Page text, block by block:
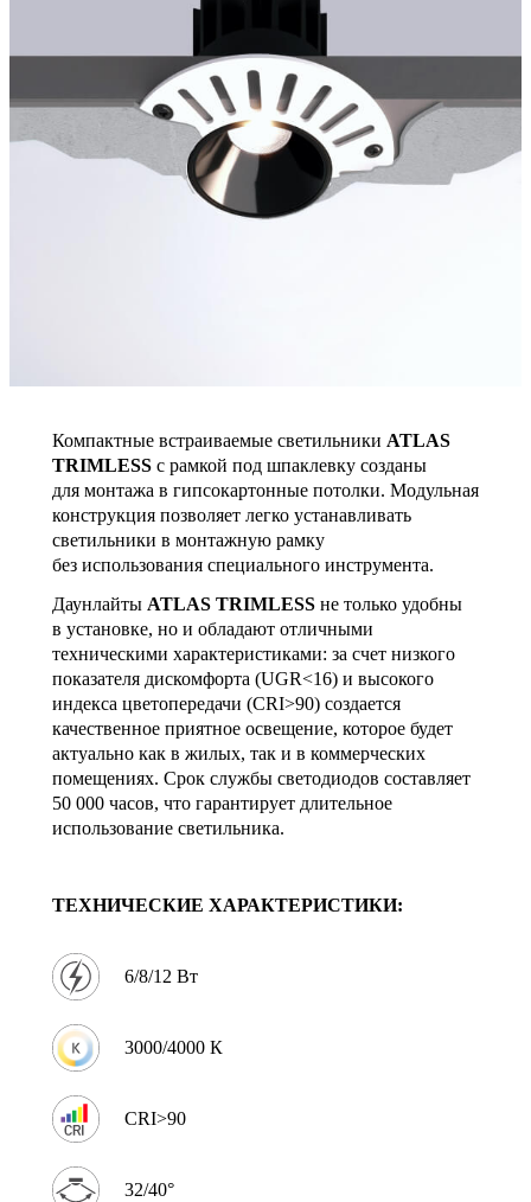
Компактные встраиваемые светильники ATLAS
TRIMLESS с рамкой под шпаклевку созданы
для монтажа в гипсокартонные потолки. Модульная
конструкция позволяет легко устанавливать
светильники в монтажную рамку
без использования специального инструмента.
Даунлайты ATLAS TRIMLESS не только удобны
в установке, но и обладают отличными
техническими характеристиками: за счет низкого
показателя дискомфорта (UGR<16) и высокого
индекса цветопередачи (CRI>90) создается
качественное приятное освещение, которое будет
актуально как в жилых, так и в коммерческих
помещениях. Срок службы светодиодов составляет
50 000 часов, что гарантирует длительное
использование светильника.
ТЕХНИЧЕСКИЕ ХАРАКТЕРИСТИКИ:
6/8/12 Вт
3000/4000 К
CRI>90
32/40°